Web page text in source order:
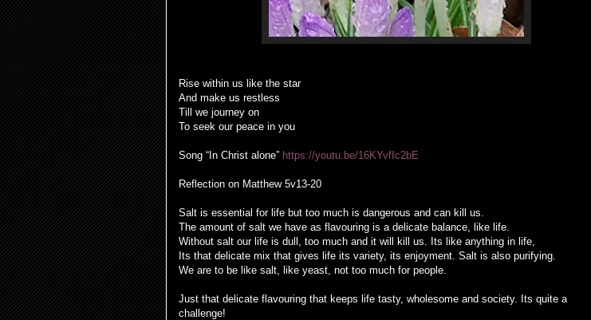
Rise within us like the star
And make us restless
Till we journey on
To seek our peace in you
Song “In Christ alone” https://youtu.be/16KYvfIc2bE
Reflection on Matthew 5v13-20
Salt is essential for life but too much is dangerous and can kill us.
The amount of salt we have as flavouring is a delicate balance, like life.
Without salt our life is dull, too much and it will kill us. Its like anything in life,
Its that delicate mix that gives life its variety, its enjoyment. Salt is also purifying.
We are to be like salt, like yeast, not too much for people.
Just that delicate flavouring that keeps life tasty, wholesome and society. Its quite a
challenge!